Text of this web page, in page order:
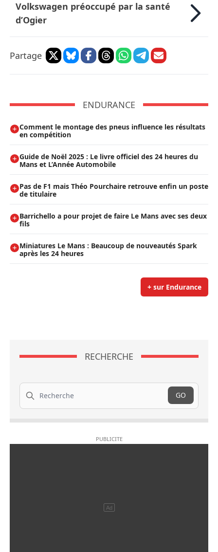
Volkswagen préoccupé par la santé
d’Ogier
Partage
ENDURANCE
Comment le montage des pneus influence les résultats
en compétition
Guide de Noël 2025 : Le livre officiel des 24 heures du
Mans et L’Année Automobile
Pas de F1 mais Théo Pourchaire retrouve enfin un poste
de titulaire
Barrichello a pour projet de faire Le Mans avec ses deux
fils
Miniatures Le Mans : Beaucoup de nouveautés Spark
après les 24 heures
+ sur Endurance
RECHERCHE
Recherche
GO